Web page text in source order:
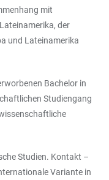
mit
der
und Lateinamerika
Bachelor in
Studiengang
Studien. Kontakt –
Variante in